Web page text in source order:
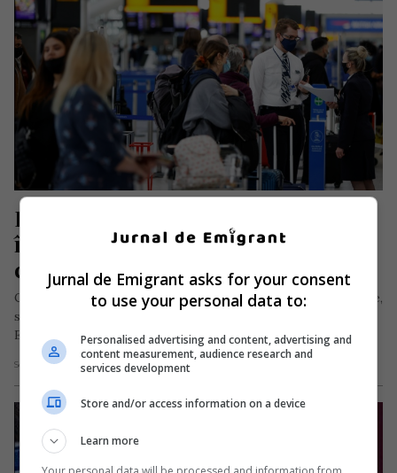
Românii, cei mai refuzați la intrare
în Marea Britanie dintre toți
cetățenii UE
Conform ultimelor statistici realizate de autoritățile britanice,
s-a dovedit că mai mult de jumătate dintre cetățenii Uniunii
Europene cărora li…
Scris de Redacția Jurnal de Emigrant- marți, 11 ianuarie 2022
Jurnal de Emigrant asks for your consent
to use your personal data to:
Personalised advertising and content, advertising and
content measurement, audience research and
services development
Store and/or access information on a device
Learn more